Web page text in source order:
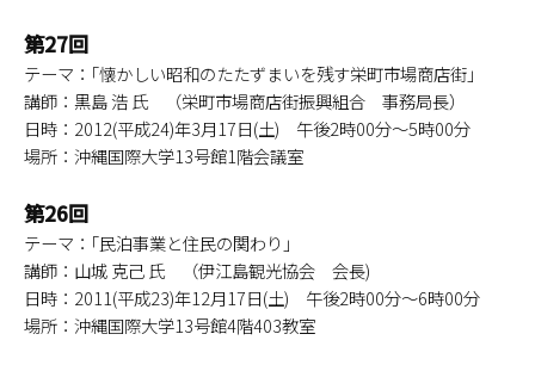
第27回
テーマ：｢懐かしい昭和のたたずまいを残す栄町市場商店街｣
講師：黒島 浩 氏 （栄町市場商店街振興組合 事務局長）
日時：2012(平成24)年3月17日(土) 午後2時00分～5時00分
場所：沖縄国際大学13号館1階会議室
第26回
テーマ：｢民泊事業と住民の関わり｣
講師：山城 克己 氏 （伊江島観光協会 会長)
日時：2011(平成23)年12月17日(土) 午後2時00分～6時00分
場所：沖縄国際大学13号館4階403教室